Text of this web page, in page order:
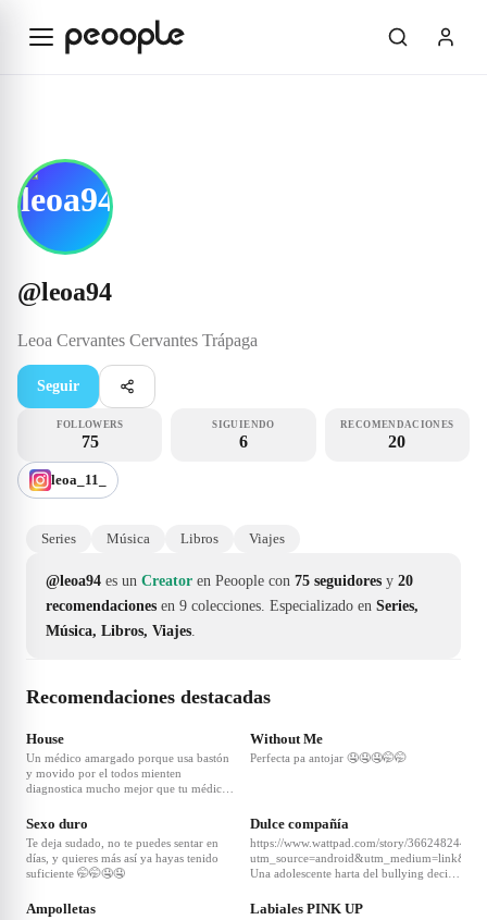
@leoa94
Leoa Cervantes Cervantes Trápaga
Seguir
FOLLOWERS
75
SIGUIENDO
6
RECOMENDACIONES
20
leoa_11_
Series Música Libros Viajes
@leoa94 es un Creator en Peoople con 75 seguidores y 20
recomendaciones en 9 colecciones. Especializado en Series,
Música, Libros, Viajes.
Recomendaciones destacadas
❤2790
House
Un médico amargado porque usa bastón
y movido por el todos mienten
diagnostica mucho mejor que tu médico
Without Me
Perfecta pa antojar 🤤🤤🤤🤭🤭
Sexo duro
Te deja sudado, no te puedes sentar en
días, y quieres más así ya hayas tenido
suficiente 🤭🤭🤤🤤
Dulce compañía
https://www.wattpad.com/story/366248244?
Una adolescente harta del bullying decide
haciendo que su novio la enamore... male
Ampolletas Labiales PINK UP